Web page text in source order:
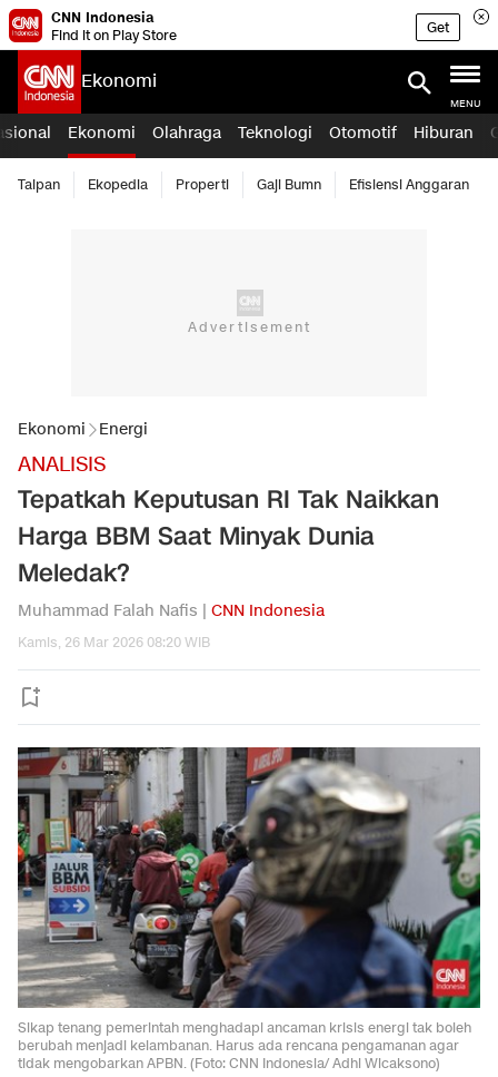
CNN Indonesia
Find it on Play Store
Get
Ekonomi
MENU
Ekonomi Olahraga Teknologi Otomotif Hiburan
Taipan Ekopedia Properti Gaji Bumn Efisiensi Anggaran
Ekonomi Energi
ANALISIS
Tepatkah Keputusan RI Tak Naikkan
Harga BBM Saat Minyak Dunia
Meledak?
Muhammad Falah Nafis | CNN Indonesia
Kamis, 26 Mar 2026 08:20 WIB
Sikap tenang pemerintah menghadapi ancaman krisis energi tak boleh
berubah menjadi kelambanan. Harus ada rencana pengamanan agar
tidak mengobarkan APBN. (Foto: CNN Indonesia/ Adhi Wicaksono)